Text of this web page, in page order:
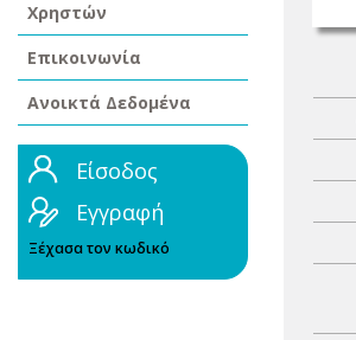
Χρηστών
Επικοινωνία
Ανοικτά Δεδομένα
Είσοδος
Εγγραφή
Ξέχασα τον κωδικό